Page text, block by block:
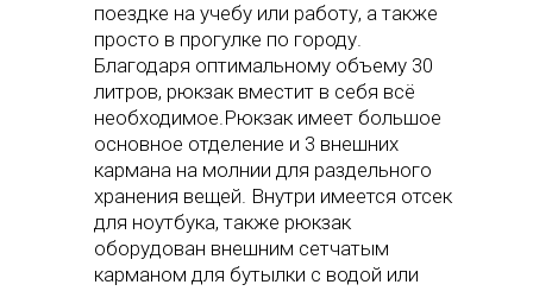
поездке на учебу или работу, а также
просто в прогулке по городу.
Благодаря оптимальному объему 30
литров, рюкзак вместит в себя всё
необходимое.Рюкзак имеет большое
основное отделение и 3 внешних
кармана на молнии для раздельного
хранения вещей. Внутри имеется отсек
для ноутбука, также рюкзак
оборудован внешним сетчатым
карманом для бутылки с водой или